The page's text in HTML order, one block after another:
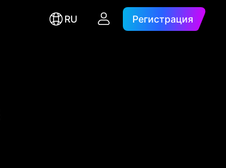
RU Регистрация